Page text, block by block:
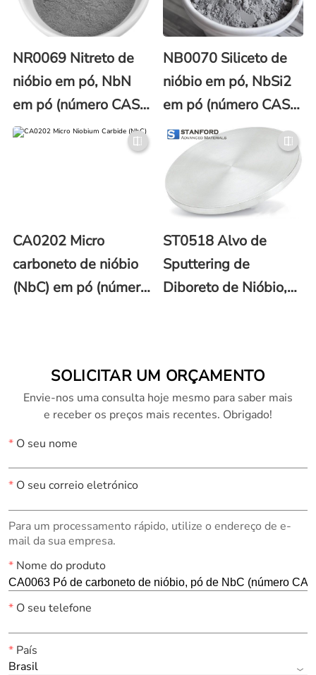
NR0069 Nitreto de
nióbio em pó, NbN
em pó (número CAS
24621-21-4)
NB0070 Siliceto de
nióbio em pó, NbSi2
em pó (número CAS
12034-80-9)
CA0202 Micro
carboneto de nióbio
(NbC) em pó (número
ST0518 Alvo de
Sputtering de
Diboreto de Nióbio,
SOLICITAR UM ORÇAMENTO
Envie-nos uma consulta hoje mesmo para saber mais
e receber os preços mais recentes. Obrigado!
*O seu nome
*O seu correio eletrónico
Para um processamento rápido, utilize o endereço de e-
mail da sua empresa.
*Nome do produto
*O seu telefone
*País
Brasil